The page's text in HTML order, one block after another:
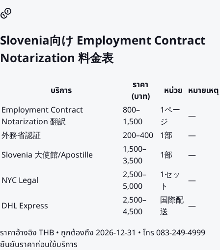
Slovenia向け Employment Contract
Notarization 料金表
บริการ
ราคา
(บาท)
หน่วย หมายเหตุ
Employment Contract
Notarization 翻訳
800–
1,500
1ペー
ジ
—
外務省認証
200–400 1部
—
Slovenia 大使館/Apostille
1,500–
3,500
1部 —
NYC Legal 2,500–
5,000
1セッ
ト
—
DHL Express 2,500–
4,500
国際配
送
—
ราคาอ้างอิง THB • ถูกต้องถึง 2026-12-31 • โทร 083-249-4999
ยืนยันราคาก่อนใช้บริการ